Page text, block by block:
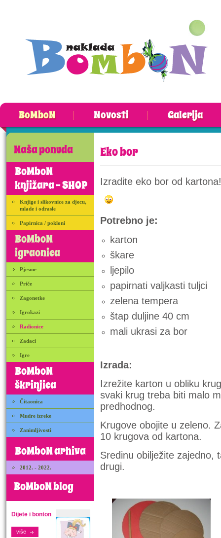
BoMboN Novosti Galerija
Naša ponuda
BoMboN
knjižara - SHOP
Knjige i slikovnice za djecu,
mlade i odrasle
Papirnica / pokloni
BoMboN
igraonica
Pjesme
Priče
Zagonetke
Igrokazi
Radionice
Zadaci
Igre
BoMboN
škrinjica
Čitaonica
Mudre izreke
Zanimljivosti
BoMboN arhiva
2012. - 2022.
BoMboN blog
Dijete i bonton
više
Eko bor
Izradite eko bor od kartona!
Potrebno je:
karton
škare
ljepilo
papirnati valjkasti tuljci
zelena tempera
štap duljine 40 cm
mali ukrasi za bor
Izrada:
Izrežite karton u obliku
svaki krug treba biti malo
predhodnog.
Krugove obojite u zeleno.
10 krugova od kartona.
Sredinu obilježite zajedno,
drugi.